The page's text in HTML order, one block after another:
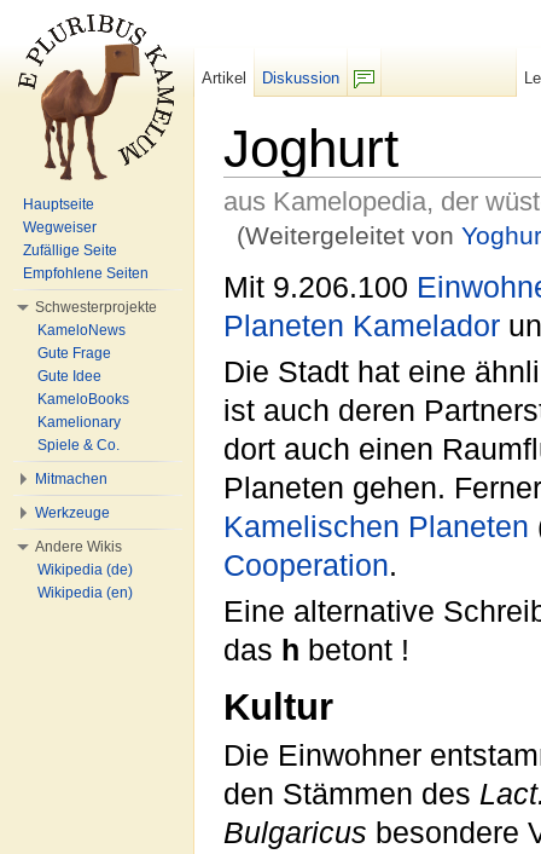
Joghurt
aus Kamelopedia, der
(Weitergeleitet von
Mit 9.206.100
Planeten Kamelador
Die Stadt hat eine
ist auch deren
dort auch einen
Planeten gehen.
Kamelischen Planeten
Cooperation.
Eine alternative
das h betont !
Kultur
Die Einwohner
den Stämmen des
Bulgaricus besondere
Artikel
Diskussion
Hauptseite
Wegweiser
Zufällige Seite
Empfohlene Seiten
Schwesterprojekte
KameloNews
Gute Frage
Gute Idee
KameloBooks
Kamelionary
Spiele & Co.
Mitmachen
Werkzeuge
Andere Wikis
Wikipedia (de)
Wikipedia (en)